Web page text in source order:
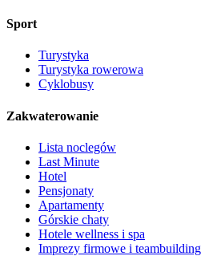
Sport
Turystyka
Turystyka rowerowa
Cyklobusy
Zakwaterowanie
Lista noclegów
Last Minute
Hotel
Pensjonaty
Apartamenty
Górskie chaty
Hotele wellness i spa
Imprezy firmowe i teambuilding